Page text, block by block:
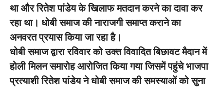
था और रितेश पांडेय के खिलाफ मतदान करने का दावा कर
रहा था। धोबी समाज की नाराजगी समाप्त कराने का
अनवरत प्रयास किया जा रहा है।
धोबी समाज द्वारा रविवार को उक्त विवादित बिछावट मैदान में
होली मिलन समारोह आरोजित किया गया जिसमें पहुंचे भाजपा
प्रत्याशी रितेश पांडेय ने धोबी समाज की समस्याओं को सुना